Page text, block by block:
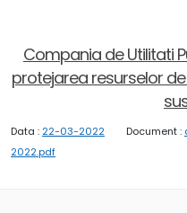
Compania de Utilitati
protejarea resurselor
Data : 22-03-2022 Document :
2022.pdf